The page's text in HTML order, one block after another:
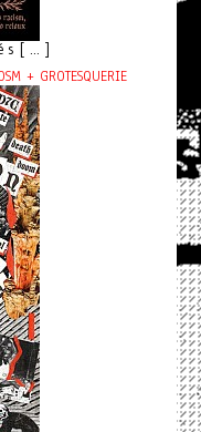
s [ ... ]
+ GROTESQUERIE